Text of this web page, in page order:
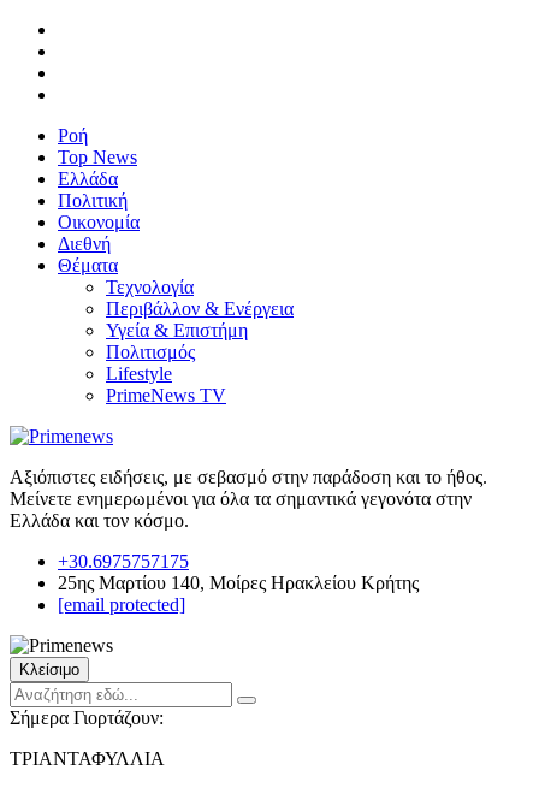
Ροή
Top News
Ελλάδα
Πολιτική
Οικονομία
Διεθνή
Θέματα
Τεχνολογία
Περιβάλλον & Ενέργεια
Υγεία & Επιστήμη
Πολιτισμός
Lifestyle
PrimeNews TV
Αξιόπιστες ειδήσεις, με σεβασμό στην παράδοση και το ήθος.
Μείνετε ενημερωμένοι για όλα τα σημαντικά γεγονότα στην
Ελλάδα και τον κόσμο.
+30.6975757175
25ης Μαρτίου 140, Μοίρες Ηρακλείου Κρήτης
[email protected]
Κλείσιμο
Σήμερα Γιορτάζουν:
ΤΡΙΑΝΤΑΦΥΛΛΙΑ